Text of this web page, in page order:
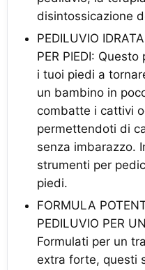
disintossicazione
PEDILUVIO
PER PIEDI:
i tuoi piedi a
un bambino in
combatte i cattivi
permettendoti di
senza imbarazzo.
strumenti per
piedi.
FORMULA
PEDILUVIO PER
Formulati per un
extra forte, questi